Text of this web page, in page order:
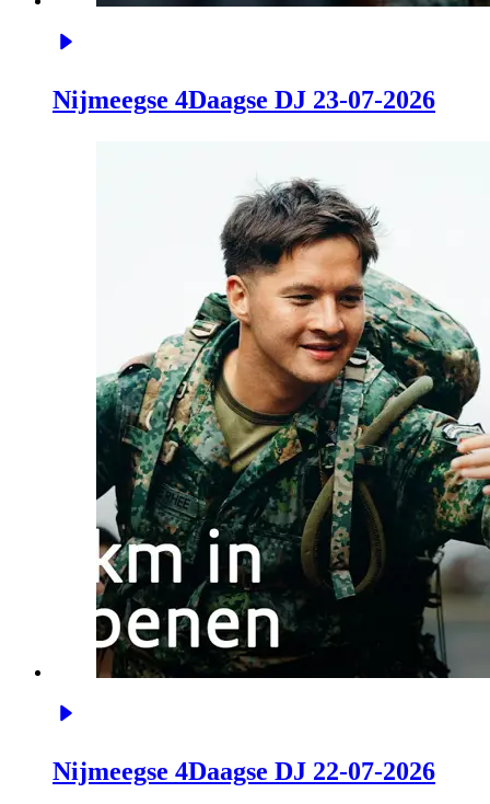
Nijmeegse 4Daagse DJ 23-07-2026
Nijmeegse 4Daagse DJ 22-07-2026